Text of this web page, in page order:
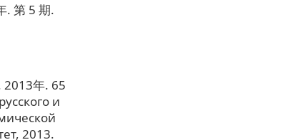
. 第 5 期.
2013年. 65
и
2013.